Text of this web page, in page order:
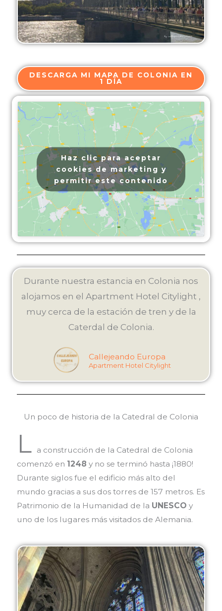
DESCARGA MI MAPA DE COLONIA EN
1 DÍA
Haz clic para aceptar
cookies de marketing y
permitir este contenido
Durante nuestra estancia en Colonia nos
alojamos en el Apartment Hotel Citylight ,
muy cerca de la estación de tren y de la
Caterdal de Colonia.
Callejeando Europa
Apartment Hotel Citylight
Un poco de historia de la Catedral de Colonia
L a construcción de la Catedral de Colonia
comenzó en 1248 y no se terminó hasta ¡1880!
Durante siglos fue el edificio más alto del
mundo gracias a sus dos torres de 157 metros. Es
Patrimonio de la Humanidad de la UNESCO y
uno de los lugares más visitados de Alemania.